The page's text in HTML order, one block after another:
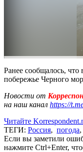
Ранее сообщалось,
побережье Черного
Новости от
на наш канал https://
Читайте
ТЕГИ: Россия, погода,
Если вы заметили
нажмите Ctrl+Enter,